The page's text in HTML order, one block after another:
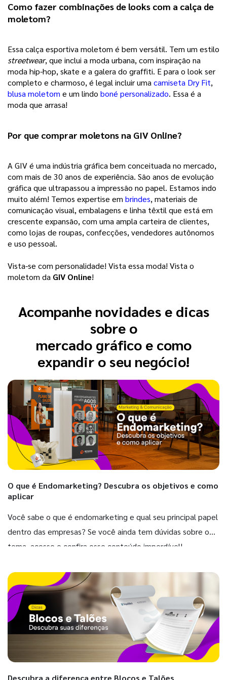
Como fazer combinações de looks com a calça de
moletom?
streetwear, que inclui a moda urbana, com inspiração na
moda hip-hop, skate e a galera do graffiti. E para o look ser
completo e charmoso, é legal incluir uma camiseta Dry Fit
blusa moletom e um lindo boné personalizado. Essa é a
moda que arrasa!
Por que comprar moletons na GIV Online?
A GIV é uma indústria gráfica bem conceituada no mercado,
com mais de 30 anos de experiência. São anos de evolução
gráfica que ultrapassou a impressão no papel. Estamos indo
muito além! Temos expertise em brindes, materiais de
comunicação visual, embalagens e linha têxtil que está em
crescente expansão, com uma ampla carteira de clientes,
como lojas de roupas, confecções, vendedores autônomos
e uso pessoal.
Vista-se com personalidade! Vista essa moda! Vista o
moletom da GIV Online!
Acompanhe novidades e dicas
sobre o
mercado gráfico e como
expandir o seu negócio!
O que é Endomarketing? Descubra os objetivos e como
aplicar
Você sabe o que é endomarketing e qual seu principal papel
dentro das empresas? Se você ainda tem dúvidas sobre o
tema, acesse e confira esse conteúdo imperdível!
Descubra a diferença entre Blocos e Talões